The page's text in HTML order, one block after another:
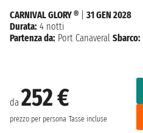
da 252 €
prezzo per persona Tasse incluse
CARNIVAL GLORY ®
31 GEN 2028
Durata: 4 notti
Partenza da: Port Canaveral Sbarco: